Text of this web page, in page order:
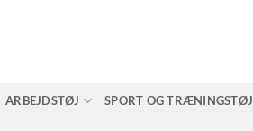
ARBEJDSTØJ SPORT OG TRÆNINGSTØJ